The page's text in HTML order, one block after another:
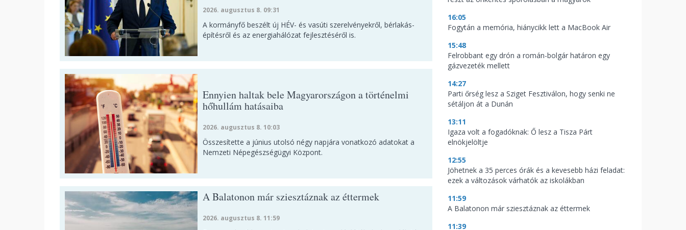
2026. augusztus 8. 09:31
A kormányfő beszélt új HÉV- és vasúti szerelvényekről, bérlakás-
építésről és az energiahálózat fejlesztéséről is.
Ennyien haltak bele Magyarországon a történelmi
hőhullám hatásaiba
2026. augusztus 8. 10:03
Összesítette a június utolsó négy napjára vonatkozó adatokat a
Nemzeti Népegészségügyi Központ.
A Balatonon már sziesztáznak az éttermek
2026. augusztus 8. 11:59
16:05
Fogytán a memória, hiánycikk lett a MacBook Air
15:48
Felrobbant egy drón a román-bolgár határon egy
gázvezeték mellett
14:27
Parti őrség lesz a Sziget Fesztiválon, hogy senki ne
sétáljon át a Dunán
13:11
Igaza volt a fogadóknak: Ő lesz a Tisza Párt
elnökjelöltje
12:55
Jöhetnek a 35 perces órák és a kevesebb házi feladat:
ezek a változások várhatók az iskolákban
11:59
A Balatonon már sziesztáznak az éttermek
11:39